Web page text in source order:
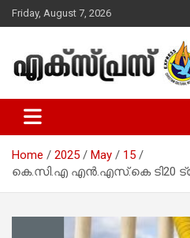
Skip
to
Friday, August 7, 2026
Express Herald
Christian News
Home 2025 May
15
കെ.സി.എ എന്‍.എസ്.കെ ടി20